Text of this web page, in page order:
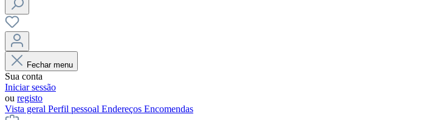
Fechar menu
Sua conta
Iniciar sessão
ou registo
Vista geral Perfil pessoal Endereços Encomendas